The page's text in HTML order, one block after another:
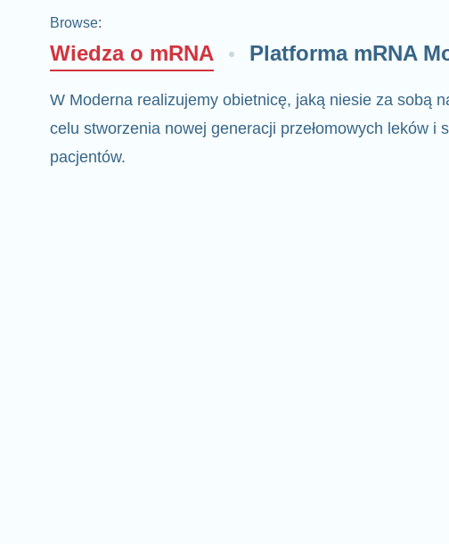
Browse:
Wiedza o mRNA Platforma mRNA
W Moderna realizujemy obietnicę, jaką niesie za sobą
celu stworzenia nowej generacji przełomowych leków i
pacjentów.